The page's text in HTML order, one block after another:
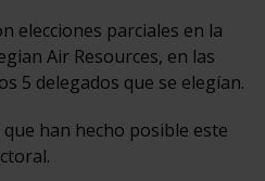
elecciones parciales en la
Air Resources, en las
5 delegados que se elegían.
han hecho posible este